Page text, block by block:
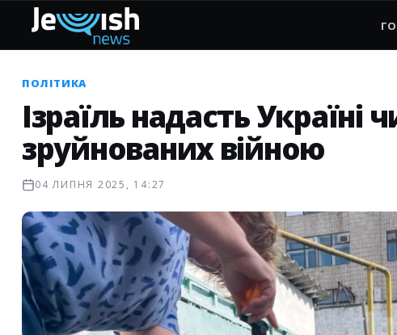
ПОЛІТИКА
Ізраїль надасть Україні
зруйнованих війною
04 ЛИПНЯ 2025, 14:27